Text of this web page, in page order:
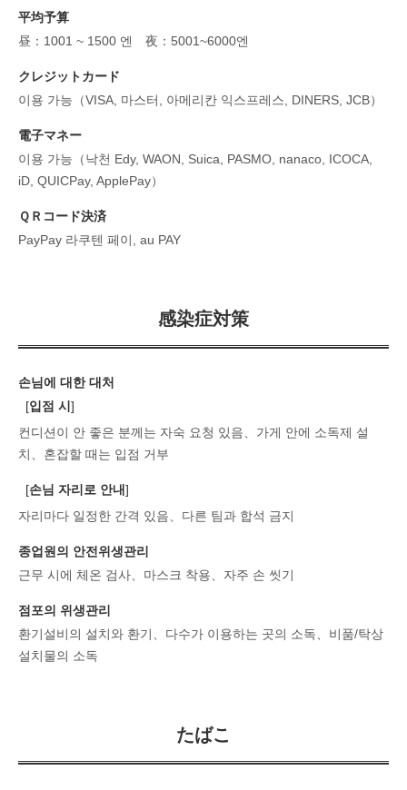
平均予算
昼：1001 ~ 1500 엔 夜：5001~6000엔
クレジットカード
이용 가능（VISA, 마스터, 아메리칸 익스프레스, DINERS, JCB）
電子マネー
이용 가능（낙천 Edy, WAON, Suica, PASMO, nanaco, ICOCA,
iD, QUICPay, ApplePay）
ＱＲコード決済
PayPay 라쿠텐 페이, au PAY
感染症対策
손님에 대한 대처
[입점 시 ]
컨디션이 안 좋은 분께는 자숙 요청 있음
가게 안에 소독제 설
치
혼잡할 때는 입점 거부
[손님 자리로 안내]
자리마다 일정한 간격 있음
다른 팀과 합석 금지
종업원의 안전위생관리
근무 시에 체온 검사
마스크 착용 자주 손 씻기
점포의 위생관리
환기설비의 설치와 환기
다수가 이용하는 곳의 소독
비품/탁상
설치물의 소독
たばこ